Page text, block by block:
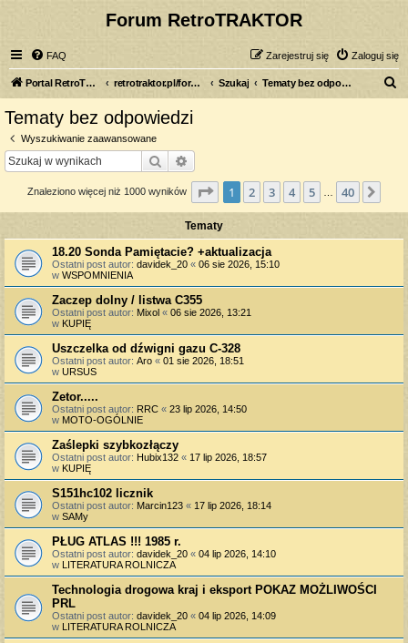
Forum RetroTRAKTOR
FAQ Zaloguj się
Zarejestruj się
Portal RetroTRAKTOR.pl retrotraktor.pl/forum Szukaj Tematy bez odpowiedzi
Tematy bez odpowiedzi
Wyszukiwanie zaawansowane
Szukaj
Znaleziono więcej niż 1000 wyników Strona z40
1 2 3 4 5 40
Tematy
18.20 Sonda Pamiętacie? +aktualizacja
Ostatni post autor: davidek_20 « 06 sie 2026, 15:10
w WSPOMNIENIA
Zaczep dolny / listwa C355
Ostatni post autor: Mixol « 06 sie 2026, 13:21
w KUPIĘ
Uszczelka od dźwigni gazu C-328
Ostatni post autor: Aro « 01 sie 2026, 18:51
w URSUS
Zetor.....
Ostatni post autor: RRC « 23 lip 2026, 14:50
w MOTO-OGÓLNIE
Zaślepki szybkozłączy
Ostatni post autor: Hubix132 « 17 lip 2026, 18:57
w KUPIĘ
S151hc102 licznik
Ostatni post autor: Marcin123 « 17 lip 2026, 18:14
w SAMy
PŁUG ATLAS !!! 1985 r.
Ostatni post autor: davidek_20 « 04 lip 2026, 14:10
w LITERATURA ROLNICZA
Technologia drogowa kraj i eksport POKAZ MOŻLIWOŚCI
PRL
Ostatni post autor: davidek_20 « 04 lip 2026, 14:09
w LITERATURA ROLNICZA